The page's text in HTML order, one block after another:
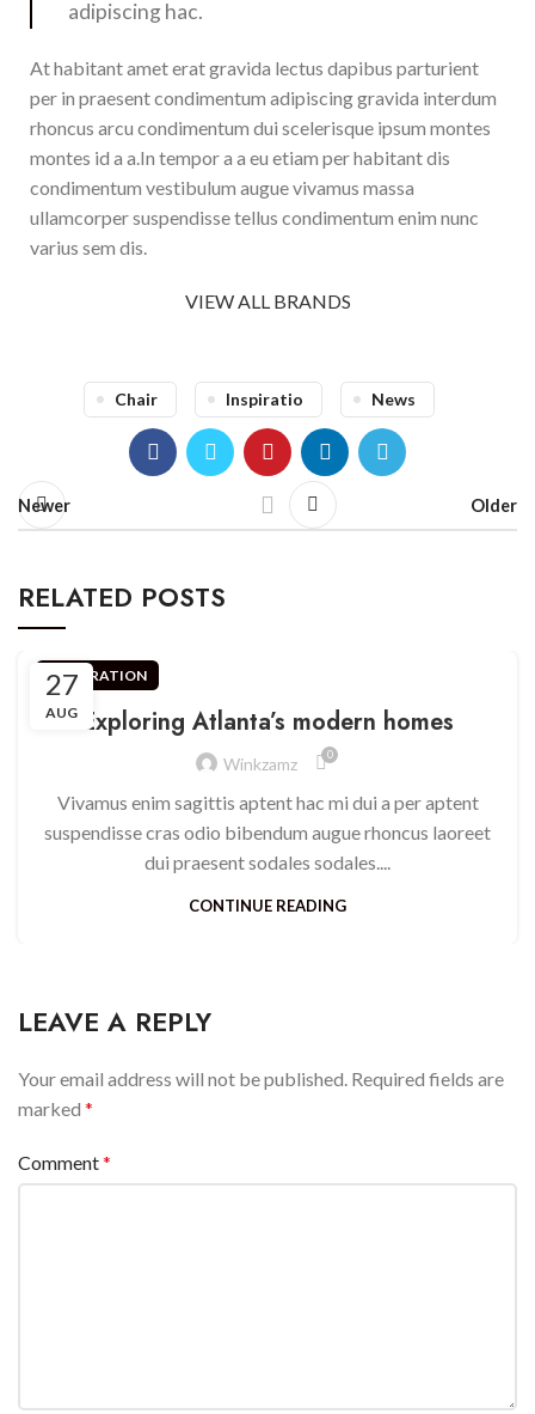
adipiscing hac.
At habitant amet erat gravida lectus dapibus parturient
per in praesent condimentum adipiscing gravida interdum
rhoncus arcu condimentum dui scelerisque ipsum montes
montes id a a.In tempor a a eu etiam per habitant dis
condimentum vestibulum augue vivamus massa
ullamcorper suspendisse tellus condimentum enim nunc
varius sem dis.
VIEW ALL BRANDS
Chair Inspiratio News
Newer Older
RELATED POSTS
27
AUG
DECORATION
Exploring Atlanta’s modern homes
Winkzamz 0
Vivamus enim sagittis aptent hac mi dui a per aptent
suspendisse cras odio bibendum augue rhoncus laoreet
dui praesent sodales sodales....
CONTINUE READING
LEAVE A REPLY
Your email address will not be published. Required fields are
marked *
Comment*